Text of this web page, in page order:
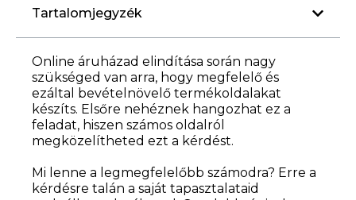
Tartalomjegyzék
Online áruházad elindítása során nagy
szükséged van arra, hogy megfelelő és
ezáltal bevételnövelő termékoldalakat
készíts. Elsőre nehéznek hangozhat ez a
feladat, hiszen számos oldalról
megközelítheted ezt a kérdést.
Mi lenne a legmegfelelőbb számodra? Erre a
kérdésre talán a saját tapasztalataid